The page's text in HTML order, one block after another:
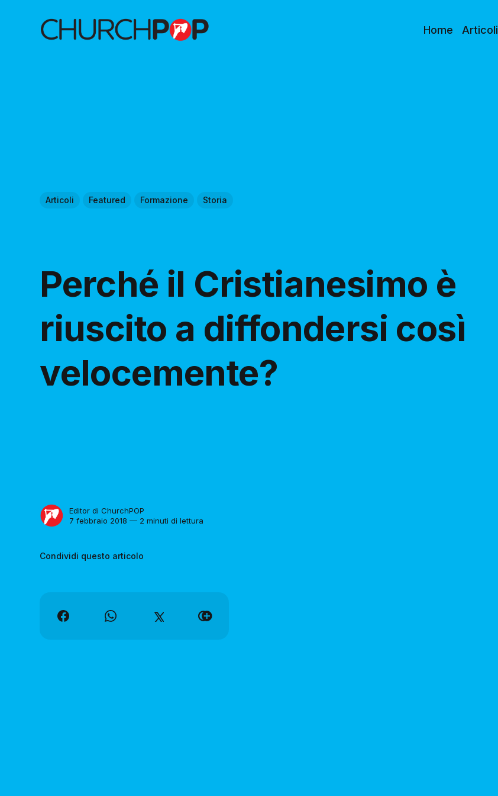
Home Articoli
Articoli Featured Formazione Storia
Perché il Cristianesimo è
riuscito a diffondersi così
velocemente?
Editor di ChurchPOP
7 febbraio 2018 — 2 minuti di lettura
Condividi questo articolo